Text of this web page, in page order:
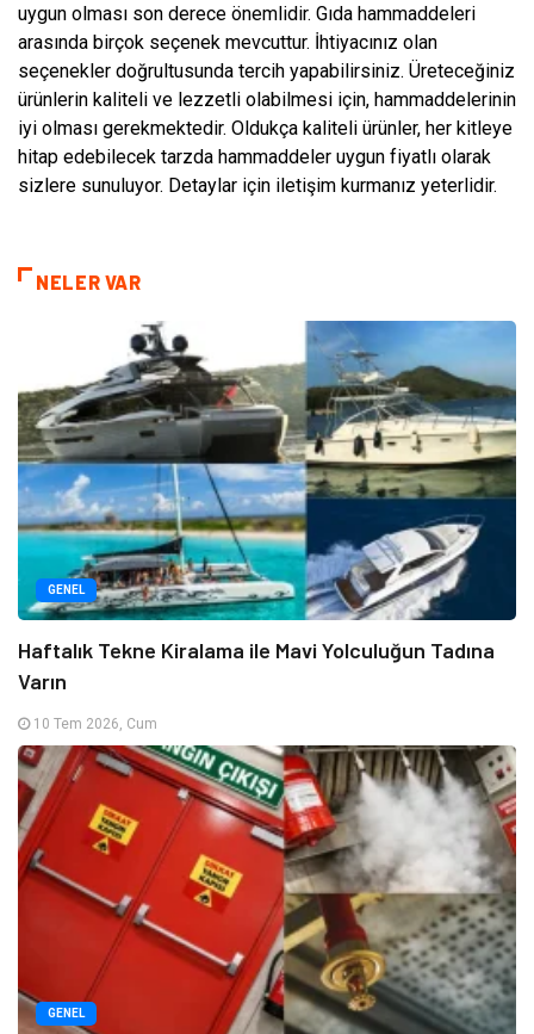
uygun olması son derece önemlidir. Gıda hammaddeleri
arasında birçok seçenek mevcuttur. İhtiyacınız olan
seçenekler doğrultusunda tercih yapabilirsiniz. Üreteceğiniz
ürünlerin kaliteli ve lezzetli olabilmesi için, hammaddelerinin
iyi olması gerekmektedir. Oldukça kaliteli ürünler, her kitleye
hitap edebilecek tarzda hammaddeler uygun fiyatlı olarak
sizlere sunuluyor. Detaylar için iletişim kurmanız yeterlidir.
NELER VAR
GENEL
Haftalık Tekne Kiralama ile Mavi Yolculuğun Tadına
Varın
10 Tem 2026, Cum
GENEL